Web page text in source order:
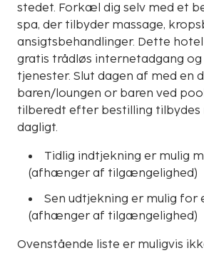
stedet. Forkæl dig selv med et
spa, der tilbyder massage,
ansigtsbehandlinger. Dette
gratis trådløs internetadgang
tjenester. Slut dagen af med en
baren/loungen or baren ved
tilberedt efter bestilling tilbydes
dagligt.
Tidlig indtjekning er mulig
(afhænger af tilgængelighed)
Sen udtjekning er mulig for
(afhænger af tilgængelighed)
Ovenstående liste er muligvis